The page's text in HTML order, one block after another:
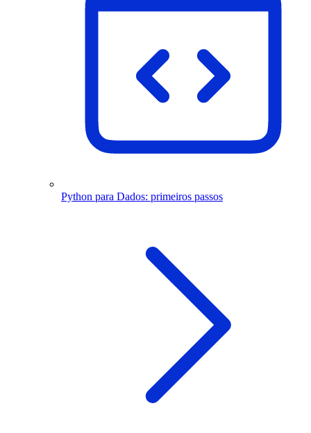
Python para Dados: primeiros passos